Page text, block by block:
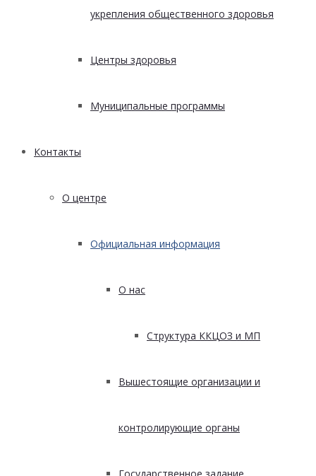
укрепления общественного здоровья
Центры здоровья
Муниципальные программы
Контакты
О центре
Официальная информация
О нас
Структура ККЦОЗ и МП
Вышестоящие организации и
контролирующие органы